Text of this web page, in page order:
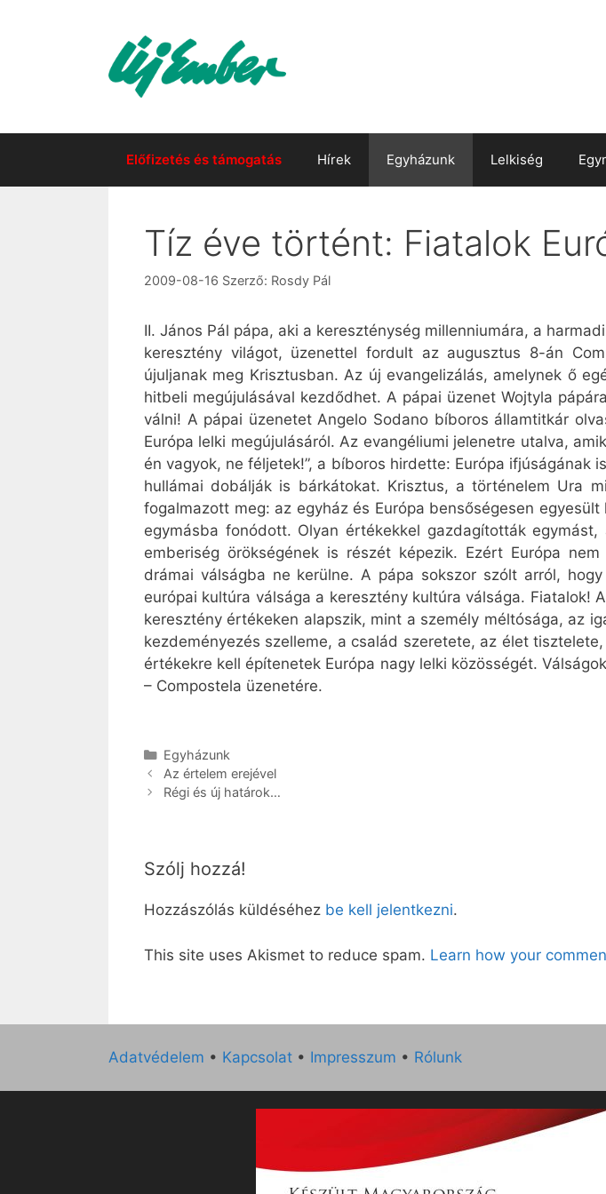
Előfizetés és támogatás Hírek Egyházunk Lelkiség
Tíz éve történt: Fiatalok
2009-08-16 Szerző: Rosdy Pál
II. János Pál pápa, aki a kereszténység millenniumára, a
keresztény világot, üzenettel fordult az augusztus 8-án
újuljanak meg Krisztusban. Az új evangelizálás, amelynek ő
hitbeli megújulásával kezdődhet. A pápai üzenet Wojtyla
válni! A pápai üzenetet Angelo Sodano bíboros államtitkár
Európa lelki megújulásáról. Az evangéliumi jelenetre utalva,
én vagyok, ne féljetek!”, a bíboros hirdette: Európa ifjúságának
hullámai dobálják is bárkátokat. Krisztus, a történelem Ura
fogalmazott meg: az egyház és Európa bensőségesen
egymásba fonódott. Olyan értékekkel gazdagították
emberiség örökségének is részét képezik. Ezért Európa
drámai válságba ne kerülne. A pápa sokszor szólt arról,
európai kultúra válsága a keresztény kultúra válsága. Fiatalok!
keresztény értékeken alapszik, mint a személy méltósága, az
kezdeményezés szelleme, a család szeretete, az élet
értékekre kell építenetek Európa nagy lelki közösségét.
– Compostela üzenetére.
Kategória
Egyházunk
Az értelem erejével
Régi és új határok…
Szólj hozzá!
Hozzászólás küldéséhez be kell jelentkezni.
This site uses Akismet to reduce spam. Learn how your
Adatvédelem • Kapcsolat • Impresszum • Rólunk